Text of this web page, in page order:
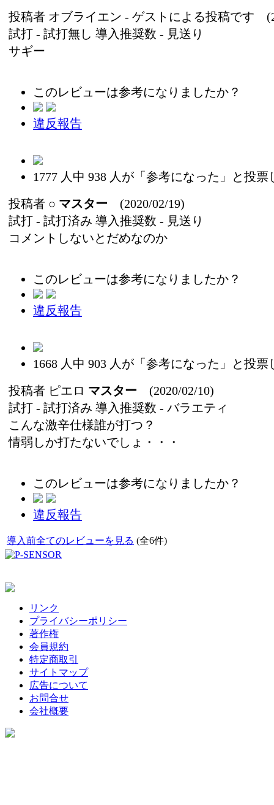
投稿者 オブライエン - ゲストによる投稿です
試打 - 試打無し 導入推奨数 - 見送り
サギー
このレビューは参考になりましたか？
違反報告
1777 人中 938 人が「参考になった」と投票
投稿者 ○ マスター (2020/02/19)
試打 - 試打済み 導入推奨数 - 見送り
コメントしないとだめなのか
このレビューは参考になりましたか？
違反報告
1668 人中 903 人が「参考になった」と投票
投稿者 ピエロ マスター (2020/02/10)
試打 - 試打済み 導入推奨数 - バラエティ
こんな激辛仕様誰が打つ？
情弱しか打たないでしょ・・・
このレビューは参考になりましたか？
違反報告
導入前全てのレビューを見る (全6件)
リンク
プライバシーポリシー
著作権
会員規約
特定商取引
サイトマップ
広告について
お問合せ
会社概要